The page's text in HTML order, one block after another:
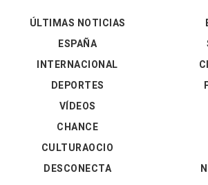
ÚLTIMAS NOTICIAS
ESPAÑA
INTERNACIONAL
DEPORTES
VÍDEOS
CHANCE
CULTURAOCIO
DESCONECTA